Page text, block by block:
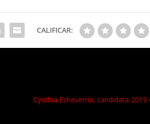
CALIFICAR:
Cynthia Echeverría, candidata